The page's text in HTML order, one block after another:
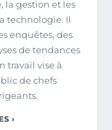
la gestion et les
technologie. Il
enquêtes, des
de tendances
travail vise à
de chefs
›